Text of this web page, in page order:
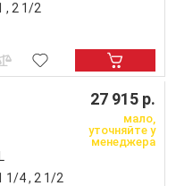
2 1/2
1/4
2 1/2
27 915 р.
мало,
уточняйте у
менеджера